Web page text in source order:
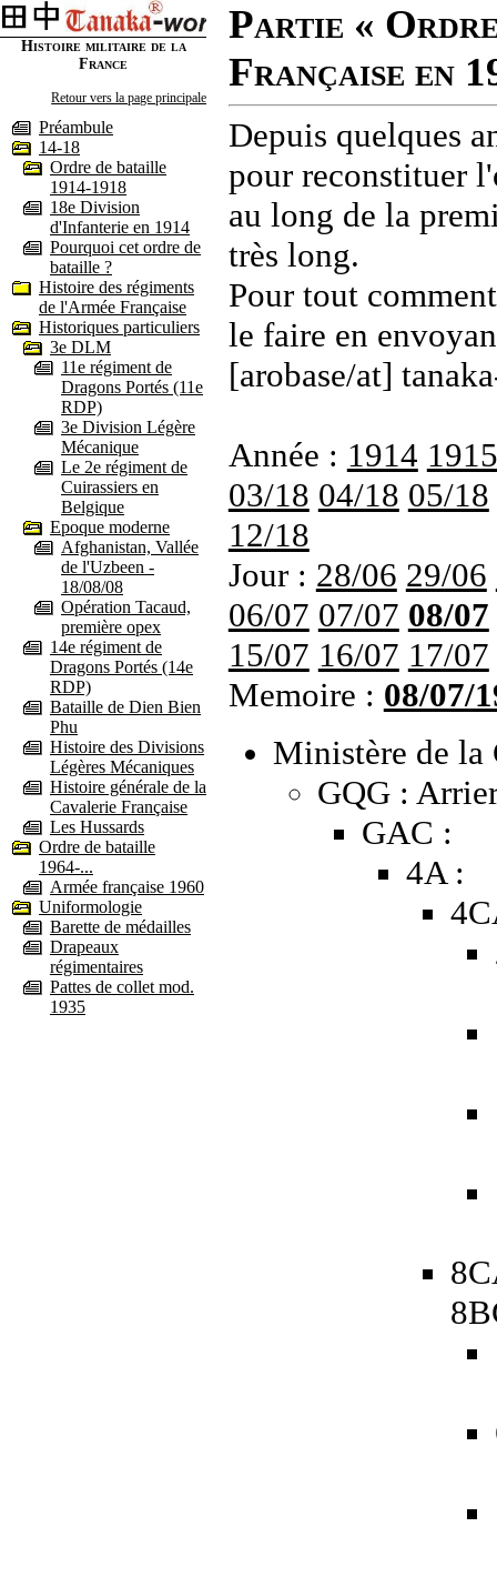
Histoire militaire de la
France
Retour vers la page principale
Préambule
14-18
Ordre de bataille
1914-1918
18e Division
d'Infanterie en 1914
Pourquoi cet ordre de
bataille ?
Histoire des régiments
de l'Armée Française
Historiques particuliers
3e DLM
11e régiment de
Dragons Portés (11e
RDP)
3e Division Légère
Mécanique
Le 2e régiment de
Cuirassiers en
Belgique
Epoque moderne
Afghanistan, Vallée
de l'Uzbeen -
18/08/08
Opération Tacaud,
première opex
14e régiment de
Dragons Portés (14e
RDP)
Bataille de Dien Bien
Phu
Histoire des Divisions
Légères Mécaniques
Histoire générale de la
Cavalerie Française
Les Hussards
Ordre de bataille
1964-...
Armée française 1960
Uniformologie
Barette de médailles
Drapeaux
régimentaires
Pattes de collet mod.
1935
Partie «
Française en
Depuis quelques
pour reconstituer
au long de la
très long.
Pour tout
le faire en
[arobase/at]
Année : 1914 1915
03/18 04/18 05/18
12/18
Jour : 28/06 29/06
06/07 07/07 08/07
15/07 16/07 17/07
Memoire : 08/07/
Ministère de la
GQG :
GAC :
4A :